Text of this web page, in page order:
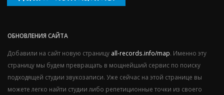
ОБНОВЛЕНИЯ САЙТА
Добавили на сайт новую страницу all-records.info/map. Именно эту
страницу мы будем превращать в мощнейший сервис по поиску
подходящей студии звукозаписи. Уже сейчас на этой странице вы
можете легко найти студии либо репетиционные точки из своего